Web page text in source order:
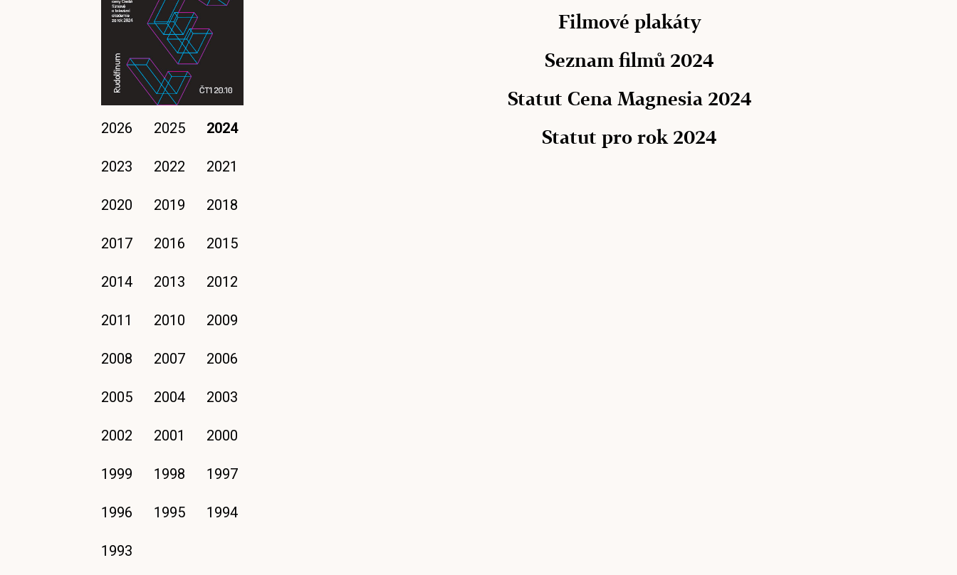
2026 2025 2024
2023 2022 2021
2020 2019 2018
2017 2016 2015
2014 2013 2012
2011 2010 2009
2008 2007 2006
2005 2004 2003
2002 2001 2000
1999 1998 1997
1996 1995 1994
1993
Filmové plakáty
Seznam filmů 2024
Statut Cena Magnesia 2024
Statut pro rok 2024